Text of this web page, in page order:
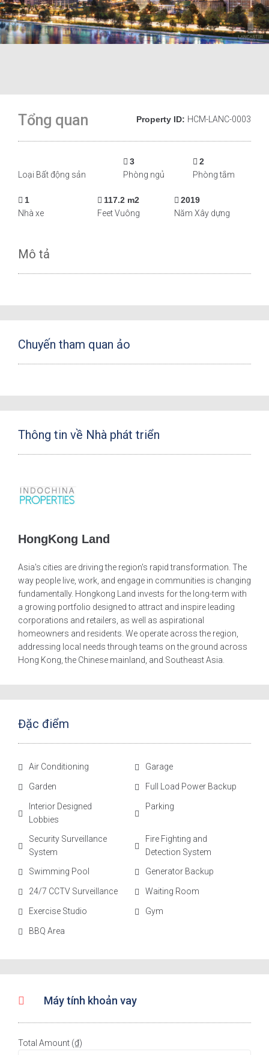
Tổng quan Property ID: HCM-LANC-0003
Loại Bất động sản
3
Phòng ngủ
2
Phòng tắm
1
Nhà xe
117.2 m2
Feet Vuông
2019
Năm Xây dựng
Mô tả
Chuyến tham quan ảo
Thông tin về Nhà phát triển
HongKong Land
Asia's cities are driving the region's rapid transformation. The
way people live, work, and engage in communities is changing
fundamentally. Hongkong Land invests for the long-term with
a growing portfolio designed to attract and inspire leading
corporations and retailers, as well as aspirational
homeowners and residents. We operate across the region,
addressing local needs through teams on the ground across
Hong Kong, the Chinese mainland, and Southeast Asia.
Đặc điểm
Air Conditioning Garage
Garden Full Load Power Backup
Interior Designed
Lobbies
Parking
Security Surveillance
System
Fire Fighting and
Detection System
Swimming Pool
Generator Backup
24/7 CCTV Surveillance Waiting Room
Exercise Studio Gym
BBQ Area
Máy tính khoản vay
Total Amount (₫)